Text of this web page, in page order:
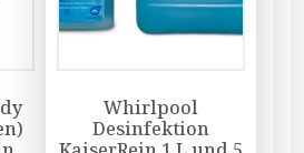
Whirlpool
Desinfektion